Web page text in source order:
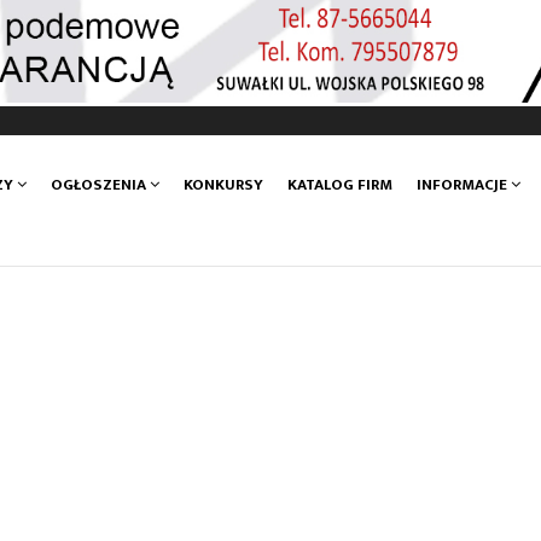
OGŁOSZENIA KONKURSY KATALOG FIRM INFORMACJE